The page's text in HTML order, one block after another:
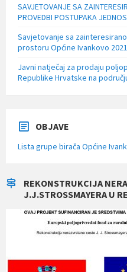
SAVJETOVANJE SA
PROVEDBI POSTUPAKA
Savjetovanje sa
prostoru Općine Ivankovo
Javni natječaj za prodaju
Republike Hrvatske na
OBJAVE
Lista grupe birača Općine
REKONSTRUKCIJA
J.J.STROSSMAYERA U